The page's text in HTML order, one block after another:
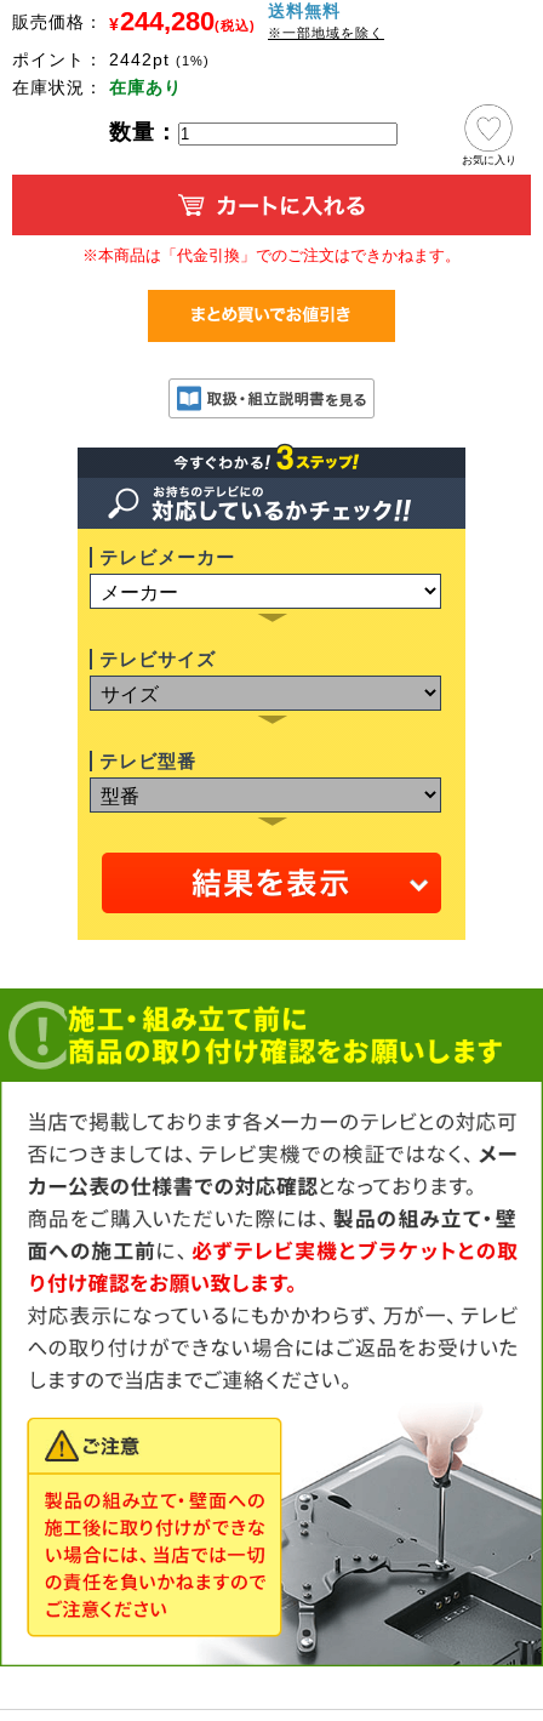
販売価格： ¥244,280(税込)
送料無料
※一部地域を除く
ポイント： 2442pt (1%)
在庫状況： 在庫あり
数量：
お気に入り
※本商品は「代金引換」でのご注文はできかねます。
テレビメーカー
テレビサイズ
テレビ型番